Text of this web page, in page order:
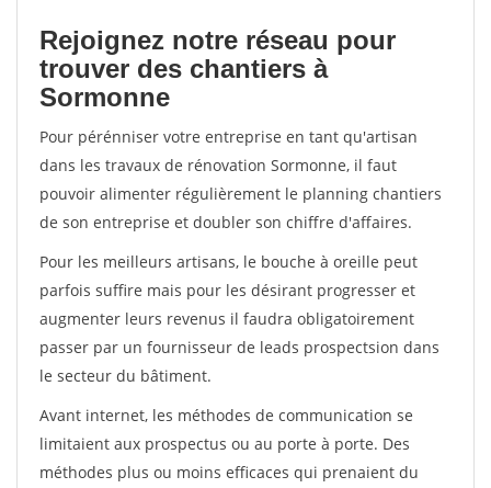
Rejoignez notre réseau pour
trouver des chantiers à
Sormonne
Pour pérénniser votre entreprise en tant qu'artisan
dans les travaux de rénovation Sormonne, il faut
pouvoir alimenter régulièrement le planning chantiers
de son entreprise et doubler son chiffre d'affaires.
Pour les meilleurs artisans, le bouche à oreille peut
parfois suffire mais pour les désirant progresser et
augmenter leurs revenus il faudra obligatoirement
passer par un fournisseur de leads prospectsion dans
le secteur du bâtiment.
Avant internet, les méthodes de communication se
limitaient aux prospectus ou au porte à porte. Des
méthodes plus ou moins efficaces qui prenaient du